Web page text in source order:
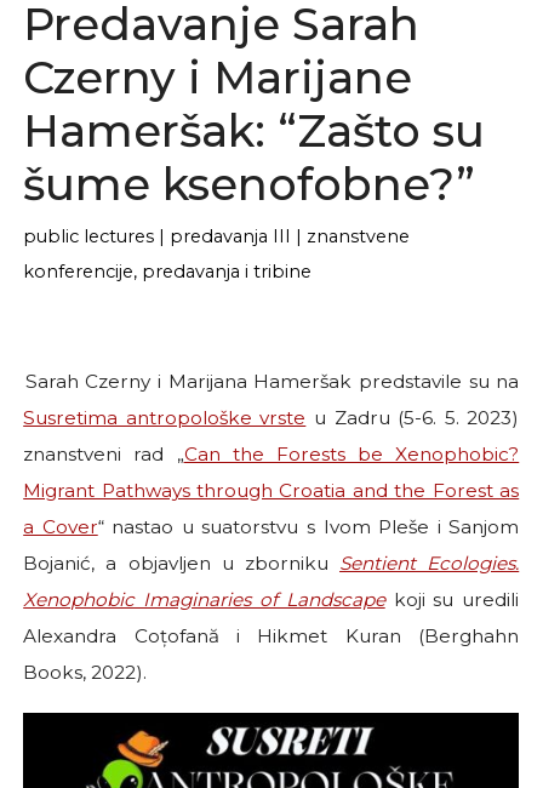
Predavanje Sarah
Czerny i Marijane
Hameršak: “Zašto su
šume ksenofobne?”
public lectures | predavanja III | znanstvene
konferencije, predavanja i tribine
Sarah Czerny i Marijana Hameršak predstavile su na
Susretima antropološke vrste u Zadru (5-6. 5. 2023)
znanstveni rad „Can the Forests be Xenophobic?
Migrant Pathways through Croatia and the Forest as
a Cover“ nastao u suatorstvu s Ivom Pleše i Sanjom
Bojanić, a objavljen u zborniku Sentient Ecologies.
Xenophobic Imaginaries of Landscapekoji su uredili
Alexandra Coțofană i Hikmet Kuran (Berghahn
Books, 2022).